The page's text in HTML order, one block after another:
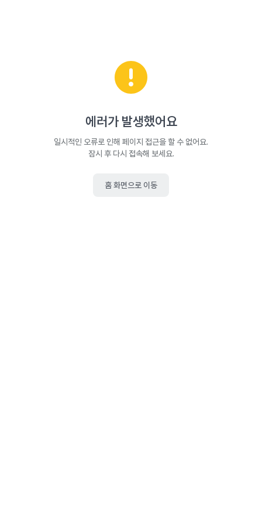
에러가 발생했어요
일시적인 오류로 인해 페이지 접근을 할 수 없어요.
잠시 후 다시 접속해 보세요.
홈 화면으로 이동